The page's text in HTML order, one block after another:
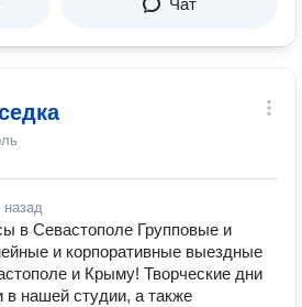
Чат
в Севастополе Групповые и
и корпоративные выездные
и Крыму! Творческие дни
в нашей студии, а также